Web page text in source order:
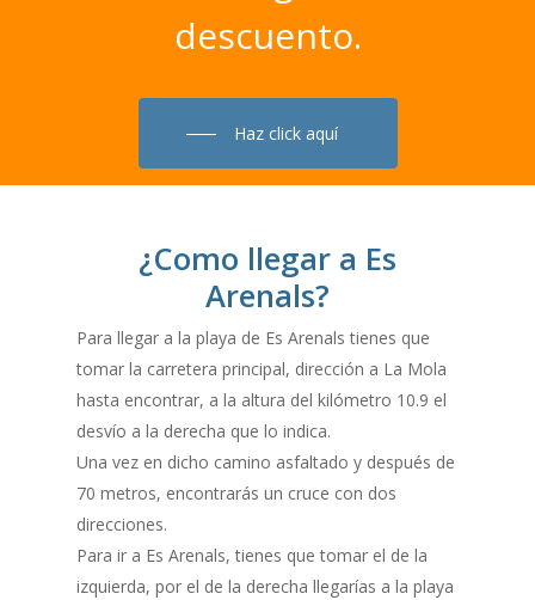
descuento.
Haz click aquí
¿Como llegar a Es
Arenals?
Para llegar a la playa de Es Arenals tienes que
tomar la carretera principal, dirección a La Mola
hasta encontrar, a la altura del kilómetro 10.9 el
desvío a la derecha que lo indica.
Una vez en dicho camino asfaltado y después de
70 metros, encontrarás un cruce con dos
direcciones.
Para ir a Es Arenals, tienes que tomar el de la
izquierda, por el de la derecha llegarías a la playa